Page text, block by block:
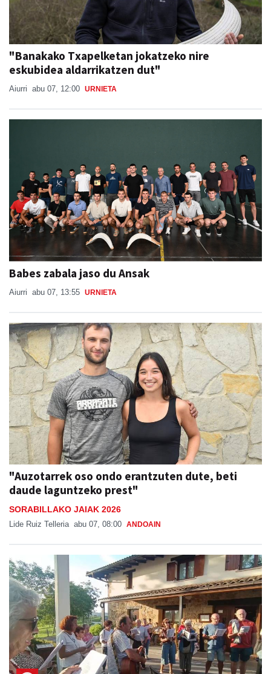
"Banakako Txapelketan jokatzeko nire
eskubidea aldarrikatzen dut"
Aiurri abu 07, 12:00 URNIETA
Babes zabala jaso du Ansak
Aiurri abu 07, 13:55 URNIETA
"Auzotarrek oso ondo erantzuten dute, beti
daude laguntzeko prest"
SORABILLAKO JAIAK 2026
Lide Ruiz Telleria abu 07, 08:00 ANDOAIN